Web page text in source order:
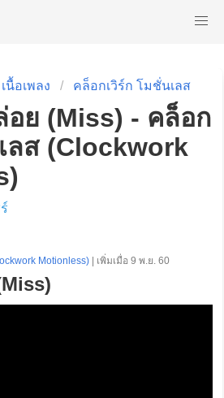
เนื้อเพลง คล็อกเวิร์ก โมชั่นเลส
อย (Miss) - คล็อก
ลส (Clockwork
Motionless) | เพิ่มเมื่อ 9 พ.ย. 60